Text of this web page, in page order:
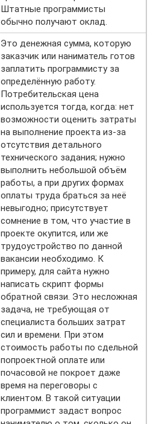
Штатные программисты
обычно получают оклад.
Это денежная сумма, которую
заказчик или наниматель готов
заплатить программисту за
определённую работу.
Потребительская цена
используется тогда, когда: нет
возможности оценить затраты
на выполнение проекта из-за
отсутствия детального
технического задания; нужно
выполнить небольшой объём
работы, а при других формах
оплаты труда браться за неё
невыгодно; присутствует
сомнение в том, что участие в
проекте окупится, или же
трудоустройство по данной
вакансии необходимо. К
примеру, для сайта нужно
написать скрипт формы
обратной связи. Это несложная
задача, не требующая от
специалиста больших затрат
сил и времени. При этом
стоимость работы по сдельной
попроектной оплате или
почасовой не покроет даже
время на переговоры с
клиентом. В такой ситуации
программист задаст вопрос